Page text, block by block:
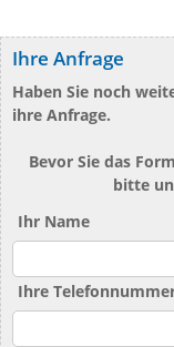
Ihre Anfrage
Haben Sie noch
ihre Anfrage.
Bevor Sie das
bitte
Ihr Name
Ihre